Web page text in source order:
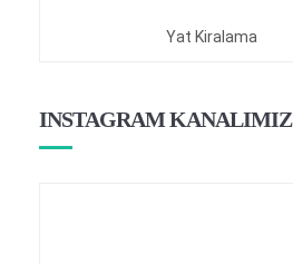
Yat Kiralama
INSTAGRAM KANALIMIZ